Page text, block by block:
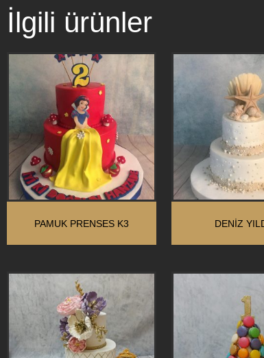
İlgili ürünler
PAMUK PRENSES K3 DENIZ